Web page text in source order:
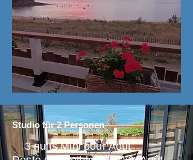
Studio für 2 Personen
3 nuits Mini pour Aout